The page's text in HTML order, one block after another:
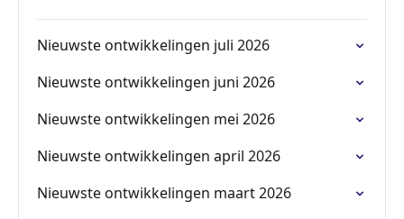
Nieuwste ontwikkelingen juli 2026
Nieuwste ontwikkelingen juni 2026
Nieuwste ontwikkelingen mei 2026
Nieuwste ontwikkelingen april 2026
Nieuwste ontwikkelingen maart 2026